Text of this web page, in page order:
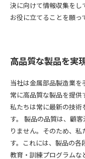
決に向けて情報収集を
お役に立てることを願っ
高品質な製品を実
当社は金属部品製造業を
常に高品質な製品を提供
私たちは常に最新の技
す。 製品の品質は、顧
りません。そのため、
す。これには、製品の各
教育・訓練プログラム